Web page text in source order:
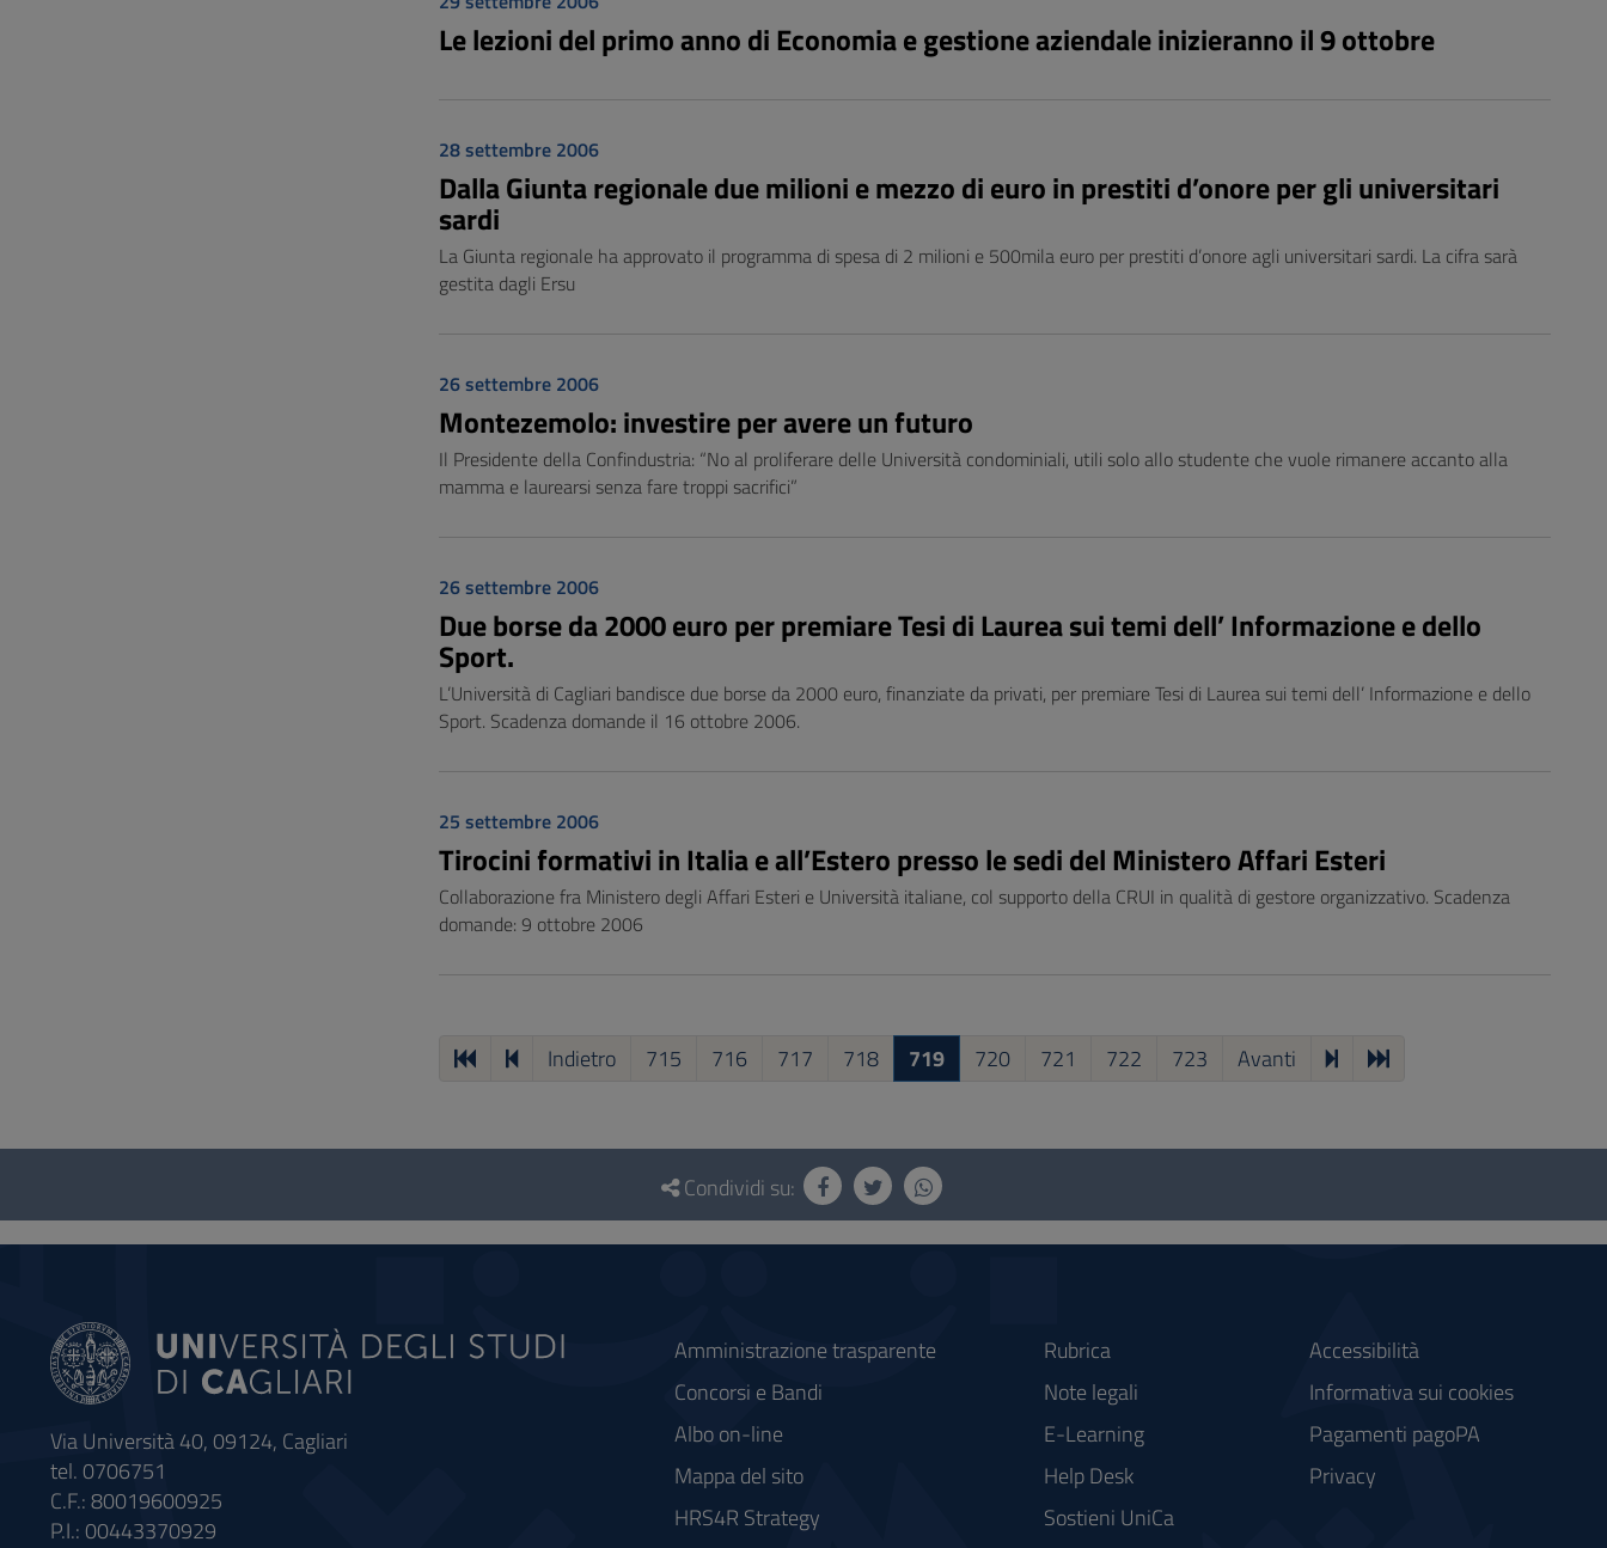
Le lezioni del primo anno di Economia e gestione aziendale inizieranno il 9 ottobre
28 settembre 2006
Dalla Giunta regionale due milioni e mezzo di euro in prestiti d’onore per gli universitari
sardi
La Giunta regionale ha approvato il programma di spesa di 2 milioni e 500mila euro per prestiti d’onore agli universitari sardi. La cifra sarà
gestita dagli Ersu
26 settembre 2006
Montezemolo: investire per avere un futuro
Il Presidente della Confindustria: “No al proliferare delle Università condominiali, utili solo allo studente che vuole rimanere accanto alla
mamma e laurearsi senza fare troppi sacrifici”
26 settembre 2006
Due borse da 2000 euro per premiare Tesi di Laurea sui temi dell’ Informazione e dello
Sport.
L’Università di Cagliari bandisce due borse da 2000 euro, finanziate da privati, per premiare Tesi di Laurea sui temi dell’ Informazione e dello
Sport. Scadenza domande il 16 ottobre 2006.
25 settembre 2006
Tirocini formativi in Italia e all’Estero presso le sedi del Ministero Affari Esteri
Collaborazione fra Ministero degli Affari Esteri e Università italiane, col supporto della CRUI in qualità di gestore organizzativo. Scadenza
domande: 9 ottobre 2006
Indietro 715 716 717 718 719 720 721 722 723 Avanti
Questionario
social
Condividi su:
Via Università 40, 09124, Cagliari
tel. 0706751
C.F.: 80019600925
P.I.: 00443370929
Amministrazione trasparente
Concorsi e Bandi
Albo on-line
Mappa del sito
HRS4R Strategy
Rubrica
Note legali
E-Learning
Help Desk
Sostieni UniCa
Accessibilità
Informativa sui cookies
Pagamenti pagoPA
Privacy